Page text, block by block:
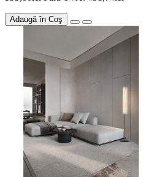
Adaugă în Coş